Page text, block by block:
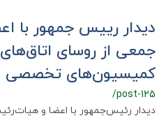
دیدار رییس جمهور با
جمعی از روسای
کمیسیون‌‌‌های تخصصی
/post-125
دیدار رئیس‌‌‌جمهور با اعضا و